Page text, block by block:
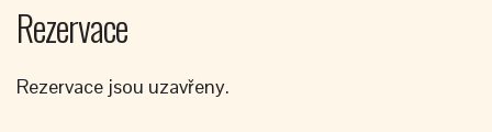
Rezervace
Rezervace jsou uzavřeny.